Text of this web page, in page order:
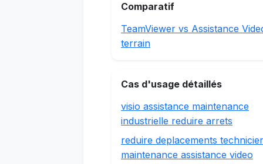
Comparatif
TeamViewer vs Assistance
terrain
Cas d'usage détaillés
visio assistance maintenance
industrielle reduire arrets
reduire deplacements
maintenance assistance video